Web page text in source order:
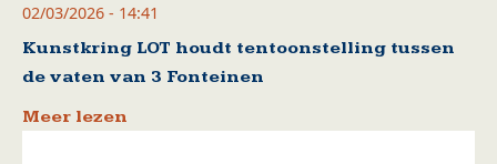
02/03/2026 - 14:41
Kunstkring LOT houdt tentoonstelling tussen
de vaten van 3 Fonteinen
Meer lezen